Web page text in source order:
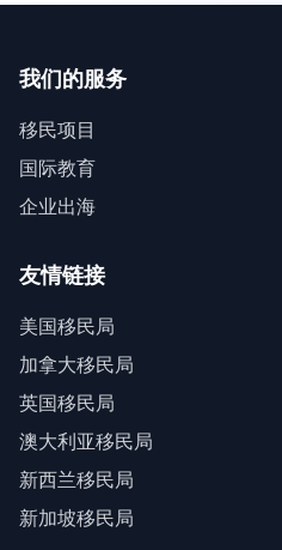
我们的服务
移民项目
国际教育
企业出海
友情链接
美国移民局
加拿大移民局
英国移民局
澳大利亚移民局
新西兰移民局
新加坡移民局